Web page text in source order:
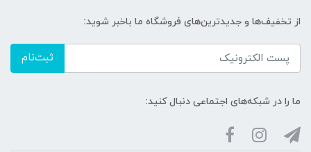
از تخفیف‌ها و جدیدترین‌های فروشگاه ما باخبر شوید:
ثبت‌نام
ما را در شبکه‌های اجتماعی دنبال کنید: